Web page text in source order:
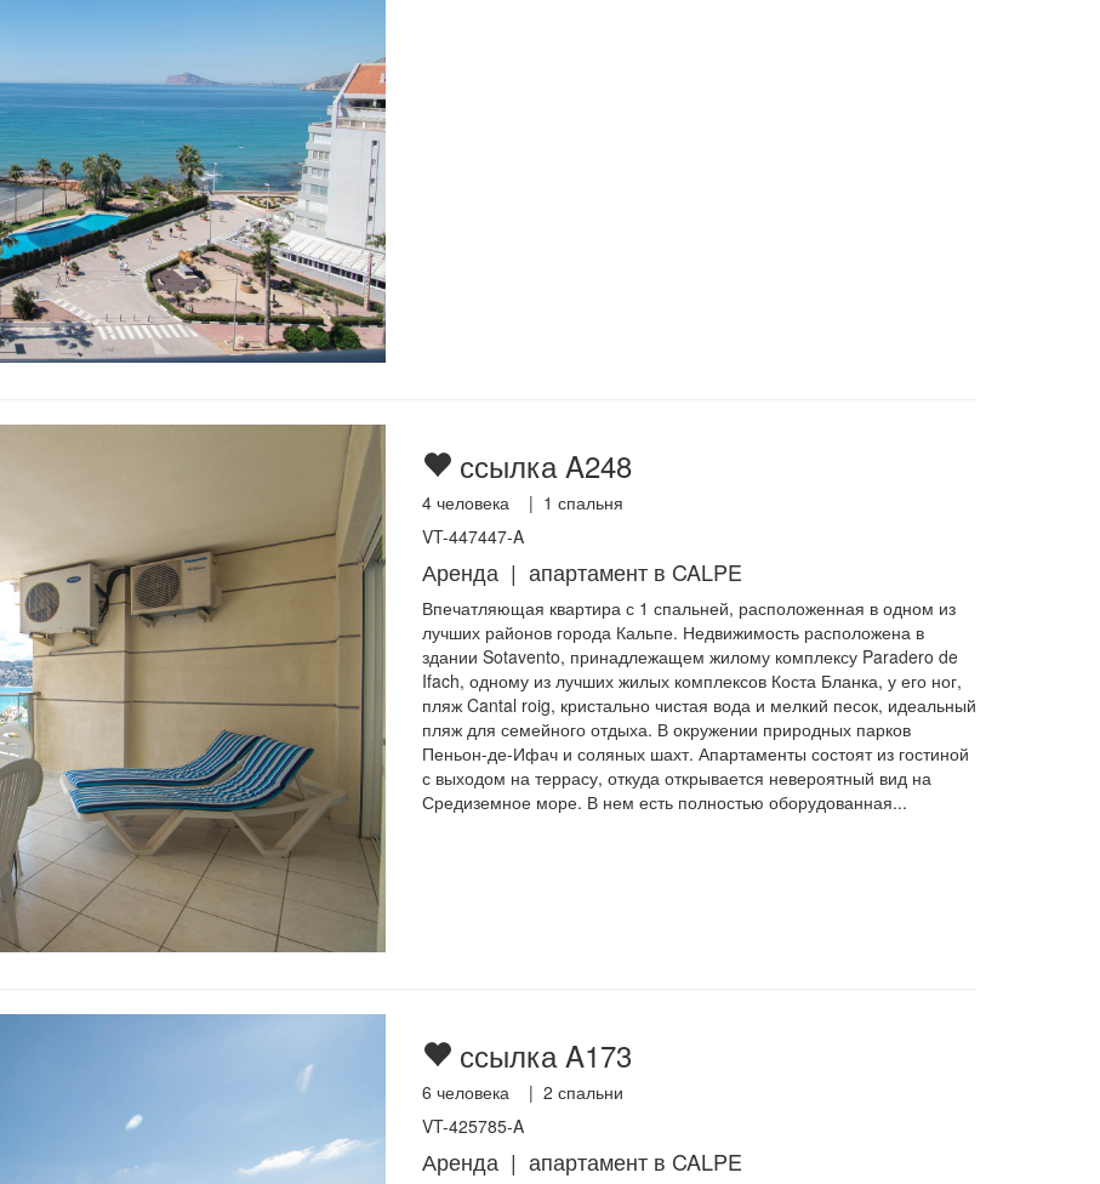
ссылка A248
4человека | 1 спальня
VT-447447-A
Аренда | апартамент в CALPE
Впечатляющая квартира с 1 спальней, расположенная в одном из
лучших районов города Кальпе. Недвижимость расположена в
здании Sotavento, принадлежащем жилому комплексу Paradero de
Ifach, одному из лучших жилых комплексов Коста Бланка, у его ног,
пляж Cantal roig, кристально чистая вода и мелкий песок, идеальный
пляж для семейного отдыха. В окружении природных парков
Пеньон-де-Ифач и соляных шахт. Апартаменты состоят из гостиной
с выходом на террасу, откуда открывается невероятный вид на
Средиземное море. В нем есть полностью оборудованная...
ссылка A173
6 человека | 2 спальни
VT-425785-A
Аренда | апартамент в CALPE